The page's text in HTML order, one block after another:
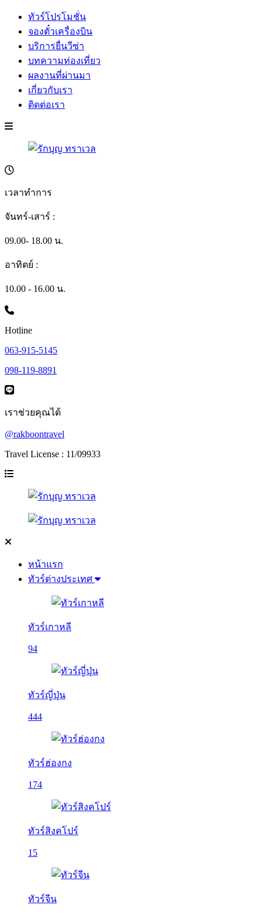
ทัวร์โปรโมชั่น
จองตั๋วเครื่องบิน
บริการยื่นวีซ่า
บทความท่องเที่ยว
ผลงานที่ผ่านมา
เกี่ยวกับเรา
ติดต่อเรา
เวลาทำการ
จันทร์-เสาร์ :
09.00- 18.00 น.
อาทิตย์ :
10.00 - 16.00 น.
Hotline
063-915-5145
098-119-8891
เราช่วยคุณได้
@rakboontravel
Travel License : 11/09933
หน้าแรก
ทัวร์ต่างประเทศ
ทัวร์เกาหลี
94
ทัวร์ญี่ปุ่น
444
ทัวร์ฮ่องกง
174
ทัวร์สิงคโปร์
15
ทัวร์จีน